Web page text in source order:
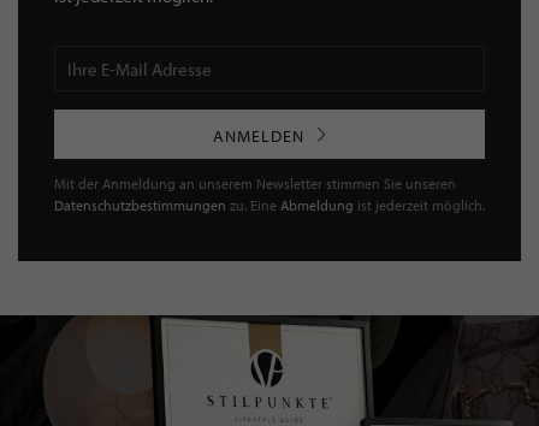
ANMELDEN
Mit der Anmeldung an unserem Newsletter stimmen Sie unseren
Datenschutzbestimmungen zu. Eine Abmeldung ist jederzeit möglich.